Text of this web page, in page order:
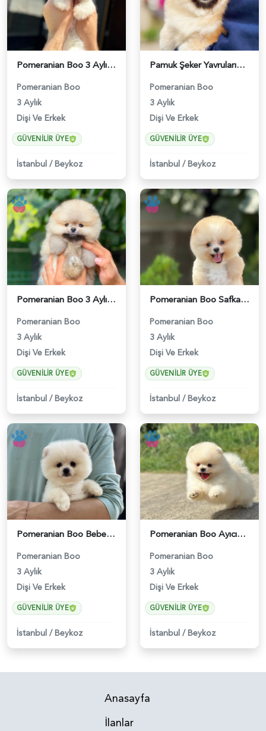
Pomeranian Boo 3 Aylık Hazır Yavrular - 6020
Pomeranian Boo
3 Aylık
Dişi Ve Erkek
GÜVENILIR ÜYE
İstanbul /Beykoz
Pamuk Şeker Yavrularımız Pomeranian Boo - 6029
Pomeranian Boo
3 Aylık
Dişi Ve Erkek
GÜVENILIR ÜYE
İstanbul /Beykoz
Pomeranian Boo 3 Aylık Bebekler - 6030
Pomeranian Boo
3 Aylık
Dişi Ve Erkek
GÜVENILIR ÜYE
İstanbul /Beykoz
Pomeranian Boo Safkan Bebeklerimiz - 6036
Pomeranian Boo
3 Aylık
Dişi Ve Erkek
GÜVENILIR ÜYE
İstanbul /Beykoz
Pomeranian Boo Bebekler 2 Aylıklar - 6021
Pomeranian Boo
3 Aylık
Dişi Ve Erkek
GÜVENILIR ÜYE
İstanbul /Beykoz
Pomeranian Boo Ayıcık Surat Yavrularımız - 6025
Pomeranian Boo
3 Aylık
Dişi Ve Erkek
GÜVENILIR ÜYE
İstanbul /Beykoz
Anasayfa
İlanlar